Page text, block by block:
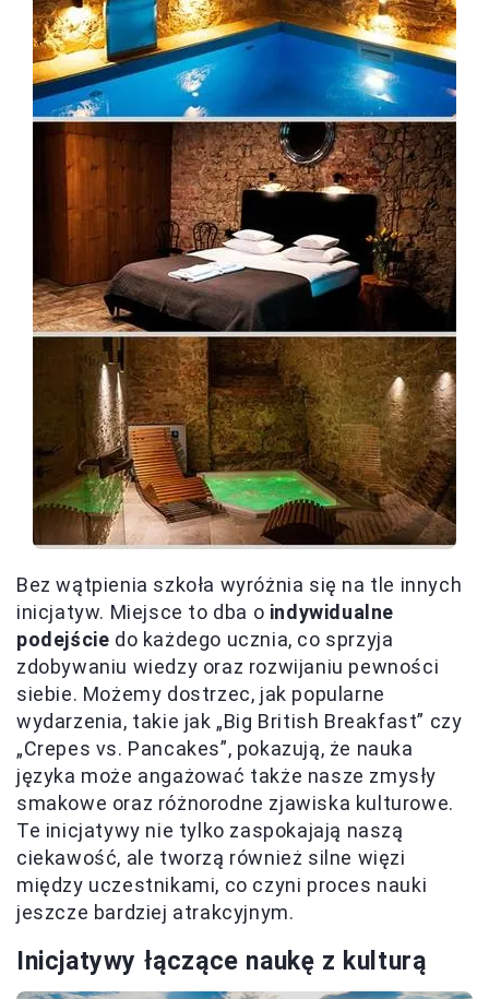
Bez wątpienia szkoła wyróżnia się na tle innych
inicjatyw. Miejsce to dba o indywidualne
podejście do każdego ucznia, co sprzyja
zdobywaniu wiedzy oraz rozwijaniu pewności
siebie. Możemy dostrzec, jak popularne
wydarzenia, takie jak „Big British Breakfast” czy
„Crepes vs. Pancakes”, pokazują, że nauka
języka może angażować także nasze zmysły
smakowe oraz różnorodne zjawiska kulturowe.
Te inicjatywy nie tylko zaspokajają naszą
ciekawość, ale tworzą również silne więzi
między uczestnikami, co czyni proces nauki
jeszcze bardziej atrakcyjnym.
Inicjatywy łączące naukę z kulturą